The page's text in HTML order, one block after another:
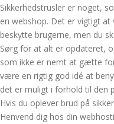
Sikkerhedstrusler er noget,
en webshop. Det er vigtigt
beskytte brugerne, men du
Sørg for at alt er opdateret,
som ikke er nemt at gætte
være en rigtig god idé at
det er muligt i forhold til den
Hvis du oplever brud på
Henvend dig hos din